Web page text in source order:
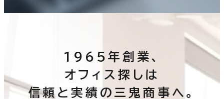
1965年創業、
オフィス探しは
信頼と実績の三鬼商事へ。